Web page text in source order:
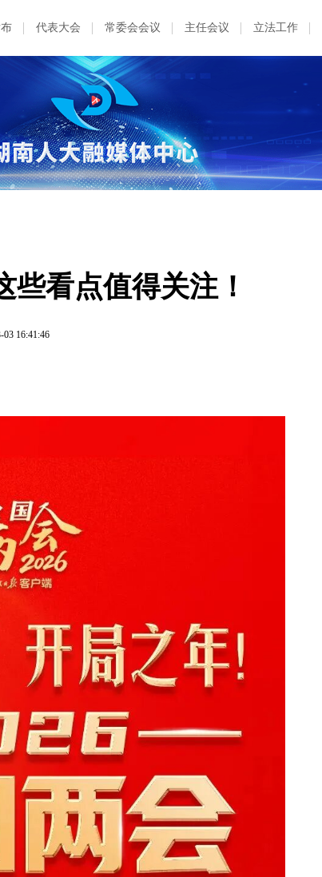
代表大会 常委会会议 主任会议 立法工作
看点值得关注！
03 16:41:46